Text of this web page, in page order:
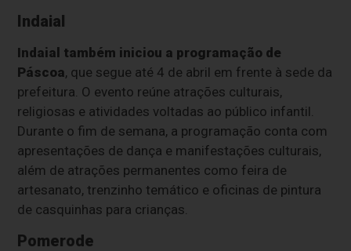
Indaial
Indaial também iniciou a programação de
Páscoa, que segue até 4 de abril em frente à sede da
prefeitura. O evento reúne atrações culturais,
religiosas e atividades voltadas ao público infantil.
Durante o fim de semana, a programação conta com
apresentações de dança e manifestações culturais,
além de atrações permanentes como feira de
artesanato, trenzinho temático e oficinas de pintura
de casquinhas para crianças.
Pomerode